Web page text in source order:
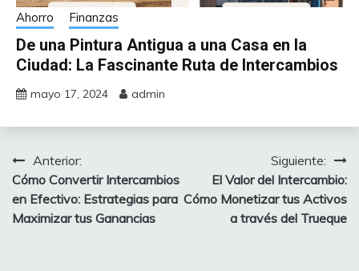
Ahorro Finanzas
De una Pintura Antigua a una Casa en la
Ciudad: La Fascinante Ruta de Intercambios
mayo 17, 2024 admin
Navegación
de
entradas
Anterior:
Cómo Convertir Intercambios
en Efectivo: Estrategias para
Maximizar tus Ganancias
Siguiente:
El Valor del Intercambio:
Cómo Monetizar tus Activos
a través del Trueque